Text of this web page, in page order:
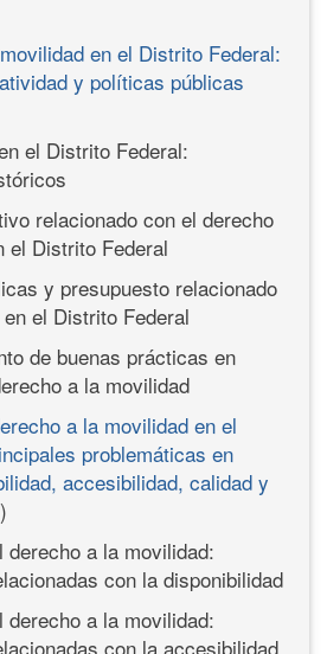
en el Distrito Federal:
y políticas públicas
el Distrito Federal:
relacionado con el derecho
el Distrito Federal
y presupuesto relacionado
el Distrito Federal
de buenas prácticas en
a la movilidad
a la movilidad en el
problemáticas en
accesibilidad, calidad y
a la movilidad:
con la disponibilidad
derecho a la movilidad:
con la accesibilidad